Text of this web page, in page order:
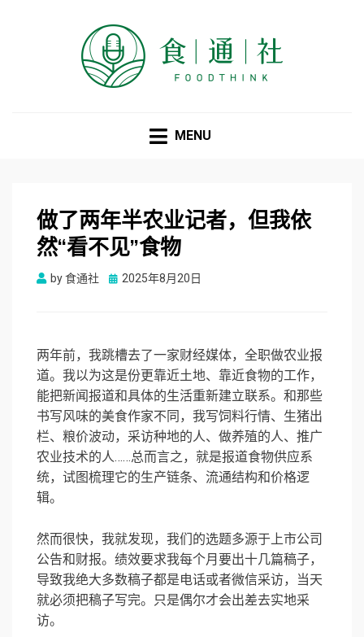
MENU
做了两年半农业记者，但我依
然“看不见”食物
by食通社
Posted
2025年8月20日
两年前，我跳槽去了一家财经媒体，全职做农业报
道。我以为这是份更靠近土地、靠近食物的工作，
能把新闻报道和具体的生活重新建立联系。和那些
书写风味的美食作家不同，我写饲料行情、生猪出
栏、粮价波动，采访种地的人、做养殖的人、推广
农业技术的人……总而言之，就是报道食物供应系
统，试图梳理它的生产链条、流通结构和价格逻
辑。
然而很快，我就发现，我们的选题多源于上市公司
公告和财报。 绩效要求我每个月要出十几篇稿子，
导致我绝大多数稿子都是电话或者微信采访，当天
就必须把稿子写完。只是偶尔才会出差去实地采
访。